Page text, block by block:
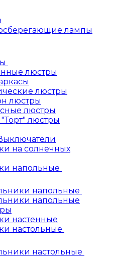
лампы
люстры
люстры
люстры
люстры
люстры
на солнечных
напольные
напольные
напольные
настенные
настольные
настольные